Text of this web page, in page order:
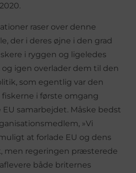
raser over denne
der i deres øjne i den grad
i ryggen og ligeledes
igen overlader dem til den
som egentlig var den
i første omgang
samarbejdet. Måske bedst
»Vi
at forlade EU og dens
men regeringen præsterede
både briternes